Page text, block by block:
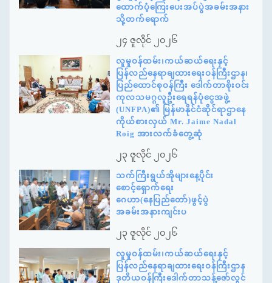
ထောက်ပံ့ကြေးပေးအပ်ပွဲအခမ်းအနား
သို့တက်ရောက်
၂၄ ဇူလိုင် ၂၀၂၆
လူမှုဝန်ထမ်း၊ကယ်ဆယ်ရေးနှင့်
ပြန်လည်နေရာချထားရေးဝန်ကြီးဌာန၊
ပြည်ထောင်စုဝန်ကြီး ဒေါက်တာစိုးဝင်း
ကုလသမဂ္ဂလူဦးရေရန်ပုံငွေအဖွဲ့
(UNFPA)၏ မြန်မာနိုင်ငံဆိုင်ရာဌာနေ
ကိုယ်စားလှယ် Mr. Jaime Nadal
Roig အားလက်ခံတွေ့ဆုံ
၂၃ ဇူလိုင် ၂၀၂၆
သက်ကြီးရွယ်အိုများနေ့ပိုင်း
စောင့်ရှောက်ရေး
ဂေဟာ(နေပြည်တော်)ဖွင့်ပွဲ
အခမ်းအနားကျင်းပ
၂၃ ဇူလိုင် ၂၀၂၆
လူမှုဝန်ထမ်း၊ကယ်ဆယ်ရေးနှင့်
ပြန်လည်နေရာချထားရေးဝန်ကြီးဌာန
ဒုတိယဝန်ကြီးဒေါက်တာသန့်ဇော်လွင်